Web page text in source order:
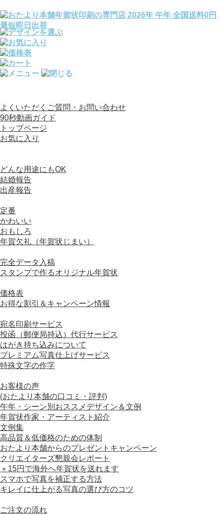
よくいただくご質問・お問い合わせ
90秒動画ガイド
トップページ
お気に入り
どんな用途にもOK
結婚報告
出産報告
定番
かわいい
おもしろ
年賀欠礼（年賀状じまい）
完全データ入稿
スタンプで作るオリジナル年賀状
価格表
お得な割引＆キャンペーン情報
宛名印刷サービス
投函（郵便局持込）代行サービス
はがき持ち込みについて
プレミアム写真仕上げサービス
特殊文字の作字
お客様の声
(おたより本舗の口コミ・評判)
午年・シーン別おススメデザイン＆文例
年賀状作家・アーティスト紹介
文例集
高品質＆低価格のための体制
おたより本舗からのプレゼントキャンペーン
クリエイターズ懇親会レポート
＋15円で海外へ年賀状を送れます
スマホで写真を補正する方法
キレイに仕上がる写真の選び方のコツ
ご注文の流れ